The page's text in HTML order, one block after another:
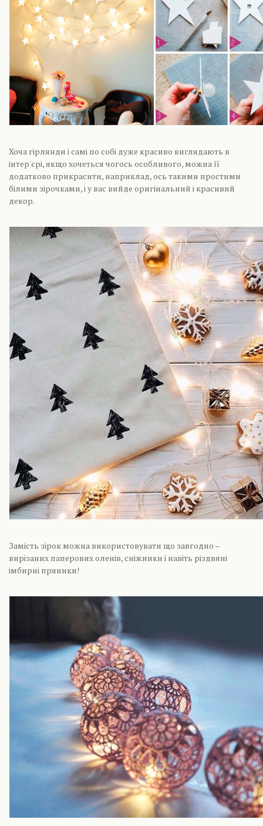
Хоча гірлянди і самі по собі дуже красиво виглядають в
інтер'єрі, якщо хочеться чогось особливого, можна її
додатково прикрасити, наприклад, ось такими простими
білими зірочками, і у вас вийде оригінальний і красивий
декор.
Замість зірок можна використовувати що завгодно –
вирізаних паперових оленів, сніжинки і навіть різдвяні
імбирні пряники!